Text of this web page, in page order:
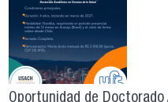
Oportunidad de